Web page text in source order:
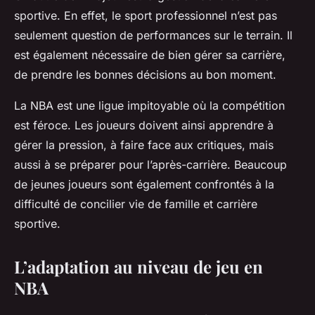
sportive. En effet, le sport professionnel n’est pas
seulement question de performances sur le terrain. Il
est également nécessaire de bien gérer sa carrière,
de prendre les bonnes décisions au bon moment.
La NBA est une ligue impitoyable où la compétition
est féroce. Les joueurs doivent ainsi apprendre à
gérer la pression, à faire face aux critiques, mais
aussi à se préparer pour l’après-carrière. Beaucoup
de jeunes joueurs sont également confrontés à la
difficulté de concilier vie de famille et carrière
sportive.
L’adaptation au niveau de jeu en
NBA